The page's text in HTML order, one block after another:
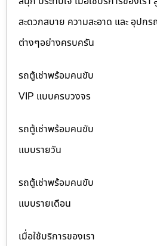
สะดวกสบาย ความสะอาด และ อุปก
ต่างๆอย่างครบครัน
รถตู้เช่าพร้อมคนขับ
VIP แบบครบวงจร
รถตู้เช่าพร้อมคนขับ
แบบรายวัน
รถตู้เช่าพร้อมคนขับ
แบบรายเดือน
เมื่อใช้บริการของเรา